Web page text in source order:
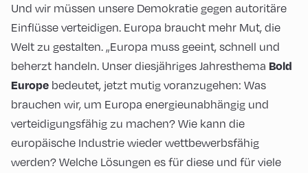
Und wir müssen unsere Demokratie gegen autoritäre
Einflüsse verteidigen. Europa braucht mehr Mut, die
Welt zu gestalten. „Europa muss geeint, schnell und
beherzt handeln. Unser diesjähriges Jahresthema Bold
Europe bedeutet, jetzt mutig voranzugehen: Was
brauchen wir, um Europa energieunabhängig und
verteidigungsfähig zu machen? Wie kann die
europäische Industrie wieder wettbewerbsfähig
werden? Welche Lösungen es für diese und für viele